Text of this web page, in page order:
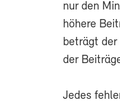
nur den
höhere
beträgt der
der
Jedes